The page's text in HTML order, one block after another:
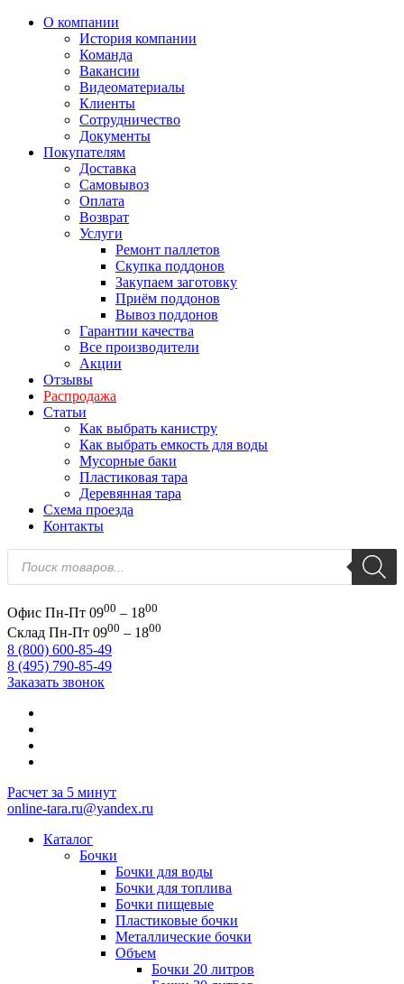
О компании
История компании
Команда
Вакансии
Видеоматериалы
Клиенты
Сотрудничество
Документы
Покупателям
Доставка
Самовывоз
Оплата
Возврат
Услуги
Ремонт паллетов
Скупка поддонов
Закупаем заготовку
Приём поддонов
Вывоз поддонов
Гарантии качества
Все производители
Акции
Отзывы
Распродажа
Статьи
Как выбрать канистру
Как выбрать емкость для воды
Мусорные баки
Пластиковая тара
Деревянная тара
Схема проезда
Контакты
Поиск
товаров
Офис Пн-Пт 0900 – 1800
Склад Пн-Пт 0900 – 1800
8 (800) 600-85-49
8 (495) 790-85-49
Заказать звонок
Расчет за 5 минут
online-tara.ru@yandex.ru
Каталог
Бочки
Бочки для воды
Бочки для топлива
Бочки пищевые
Пластиковые бочки
Металлические бочки
Объем
Бочки 20 литров